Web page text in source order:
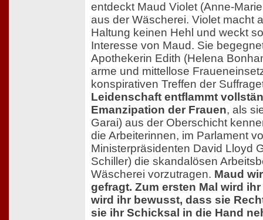
entdeckt Maud Violet (Anne-
aus der Wäscherei. Violet macht
Haltung keinen Hehl und weckt
Interesse von Maud. Sie
Apothekerin Edith (Helena
arme und mittellose
konspirativen Treffen der
Leidenschaft entflammt
Emanzipation der Frauen, als
Garai) aus der Oberschicht
die Arbeiterinnen, im Parlament
Ministerpräsidenten David Lloyd
Schiller) die skandalösen
Wäscherei vorzutragen. Maud
gefragt. Zum ersten Mal wird
wird ihr bewusst, dass sie
sie ihr Schicksal in die Hand